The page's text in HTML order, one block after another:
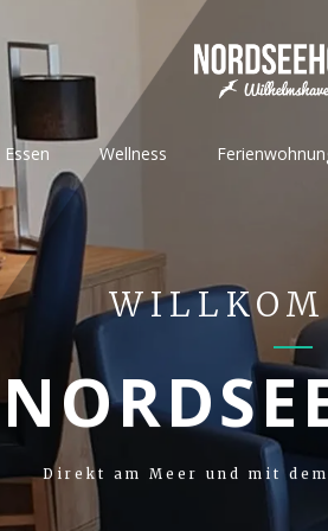
Essen Wellness
Direkt am Meer und mit